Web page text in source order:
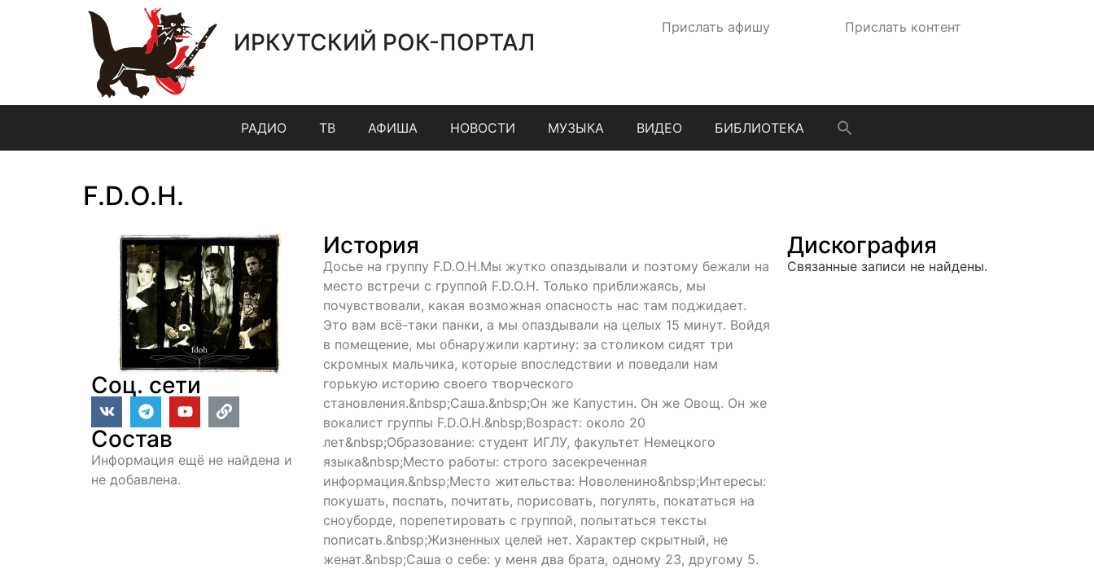
ИРКУТСКИЙ РОК-ПОРТАЛ
Прислать афишу Прислать контент
РАДИО ТВ АФИША НОВОСТИ МУЗЫКА ВИДЕО БИБЛИОТЕКА
F.D.O.H.
Соц. сети
Состав
Информация ещё не найдена и
не добавлена.
История
Досье на группу F.D.O.H.Мы жутко опаздывали и поэтому бежали на
место встречи с группой F.D.O.H. Только приближаясь, мы
почувствовали, какая возможная опасность нас там поджидает.
Это вам всё-таки панки, а мы опаздывали на целых 15 минут. Войдя
в помещение, мы обнаружили картину: за столиком сидят три
скромных мальчика, которые впоследствии и поведали нам
горькую историю своего творческого
становления.&nbsp;Саша.&nbsp;Он же Капустин. Он же Овощ. Он же
вокалист группы F.D.O.H.&nbsp;Возраст: около 20
лет&nbsp;Образование: студент ИГЛУ, факультет Немецкого
языка&nbsp;Место работы: строго засекреченная
информация.&nbsp;Место жительства: Новоленино&nbsp;Интересы:
покушать, поспать, почитать, порисовать, погулять, покататься на
сноуборде, порепетировать с группой, попытаться тексты
пописать.&nbsp;Жизненных целей нет. Характер скрытный, не
женат.&nbsp;Саша о себе: у меня два брата, одному 23, другому 5.
Дискография
Связанные записи не найдены.